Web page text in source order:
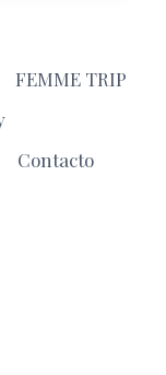
FEMME TRIP
Contacto